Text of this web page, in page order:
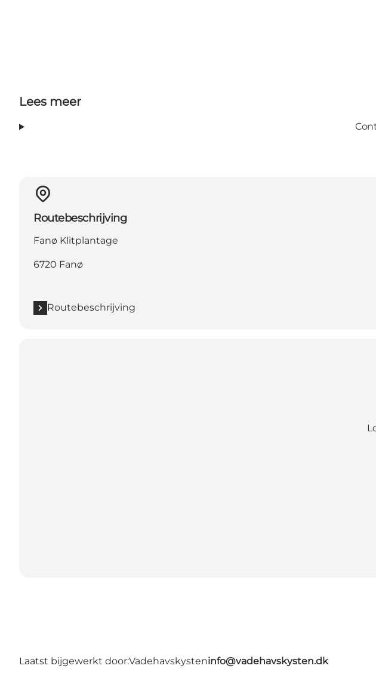
Lees meer
Routebeschrijving
Fanø Klitplantage
6720 Fanø
Routebeschrijving
Laatst bijgewerkt door:Vadehavskysteninfo@vadehavskysten.dk